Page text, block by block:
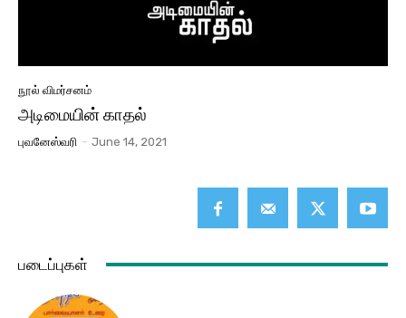
நூல் விமர்சனம்
அடிமையின் காதல்
புவனேஸ்வரி - June 14, 2021
படைப்புகள்